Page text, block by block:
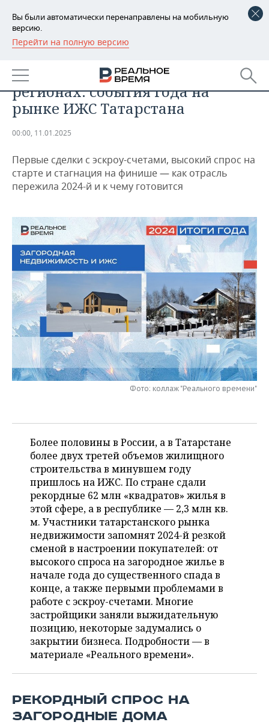
Вы были автоматически перенаправлены на мобильную
версию.
Перейти на полную версию
РЕГИОНЫ
БАШКОРТОСТАН
ТАТАРСТАН
НОВОСТИ
АНАЛИТИКА
ДЕКЛАРАЦИИ О ДОХОДАХ
КОРОЛИ ГОСЗАКАЗА ПФО
КОМУ ПРИНАДЛЕЖАТ
ТОРГОВЫЕ ЦЕНТРЫ
ТАТАРСТАНА
НОВОСТИ ЭКОНОМИКИ
ФИНАНСЫ
БЮДЖЕТ
ИНВЕСТИЦИИ
ПРОМЫШЛЕННОСТЬ
НОВОСТИ
ПРОМЫШЛЕННОСТИ
АГРОПРОМ
МАШИНОСТРОЕНИЕ
НЕФТЕХИМИЯ
НЕФТЬ
ОПК
ЭНЕРГЕТИКА
НЕДВИЖИМОСТЬ
НОВОСТИ АВТО
БИЗНЕС
НОВОСТИ БИЗНЕСА
РОЗНИЧНАЯ ТОРГОВЛЯ
ТРАНСПОРТ
УСЛУГИ
ТЕХНОЛОГИИ
НОВОСТИ ТЕХНОЛОГИЙ
IT
МЕДИА
ТЕЛЕКОММУНИКАЦИИ
МЕРОПРИЯТИЯ
НОВОСТИ МЕРОПРИЯТИЙ
ВЫЕЗДНАЯ РЕДАКЦИЯ
БИЗНЕС-БРАНЧИ
СПОРТ
НОВОСТИ СПОРТА
ФУТБОЛ
ВОЛЕЙБОЛ
КИБЕРСПОРТ
ФИГУРНОЕ КАТАНИЕ
ВОДНЫЕ ВИДЫ СПОРТА
ХОККЕЙ С МЯЧОМ
ОБЩЕСТВО
НОВОСТИ ОБЩЕСТВА
ИСТОРИЯ
КУЛЬТУРА
МЕДИЦИНА
ОБРАЗОВАНИЕ
ПРОИСШЕСТВИЯ
ФОТОГАЛЕРЕЯ
СПИСОК ПЕРСОН
СПИСОК КОМПАНИЙ
ПОЛНАЯ ВЕРСИЯ
Рекордный ввод и кризис в
регионах: события года на
рынке ИЖС Татарстана
00:00, 11.01.2025
Первые сделки с эскроу-счетами, высокий спрос на
старте и стагнация на финише — как отрасль
пережила 2024-й и к чему готовится
Фото: коллаж "Реального времени"
Более половины в России, а в Татарстане
более двух третей объемов жилищного
строительства в минувшем году
пришлось на ИЖС. По стране сдали
рекордные 62 млн «квадратов» жилья в
этой сфере, а в республике — 2,3 млн кв.
м. Участники татарстанского рынка
недвижимости запомнят 2024-й резкой
сменой в настроении покупателей: от
высокого спроса на загородное жилье в
начале года до существенного спада в
конце, а также первыми проблемами в
работе с эскроу-счетами. Многие
застройщики заняли выжидательную
позицию, некоторые задумались о
закрытии бизнеса. Подробности — в
материале «Реального времени».
РЕКОРДНЫЙ СПРОС НА
ЗАГОРОДНЫЕ ДОМА